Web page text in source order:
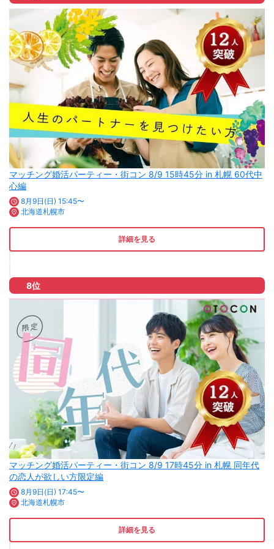
マッチング婚活パーティー・街コン 8/9 15時45分 in 札幌 60代中
心編
8月9日(日) 15:45〜
北海道札幌市
詳細を見る
8位
マッチング婚活パーティー・街コン 8/9 17時45分 in 札幌 同年代
の恋人が欲しい方限定編
8月9日(日) 17:45〜
北海道札幌市
詳細を見る